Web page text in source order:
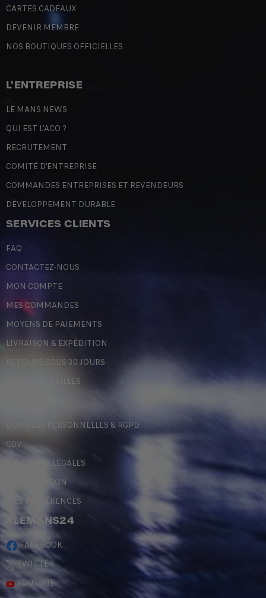
CARTES CADEAUX
DEVENIR MEMBRE
NOS BOUTIQUES OFFICIELLES
L'ENTREPRISE
LE MANS NEWS
QUI EST L'ACO ?
RECRUTEMENT
COMITÉ D'ENTREPRISE
COMMANDES ENTREPRISES ET REVENDEURS
DÉVELOPPEMENT DURABLE
SERVICES CLIENTS
FAQ
CONTACTEZ-NOUS
MON COMPTE
MES COMMANDES
MOYENS DE PAIEMENTS
LIVRAISON & EXPÉDITION
RETOURS SOUS 30 JOURS
GUIDE DES TAILLES
DONNÉES PERSONNELLES & RGPD
CGV
MENTIONS LÉGALES
CONTREFAÇON
MES PRÉFÉRENCES
#LEMANS24
FACEBOOK
TWITTER
YOUTUBE